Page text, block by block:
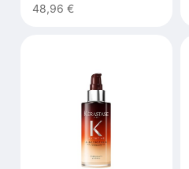
48,96 €